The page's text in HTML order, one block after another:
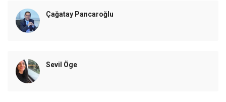
Çağatay Pancaroğlu
Sevil Öge